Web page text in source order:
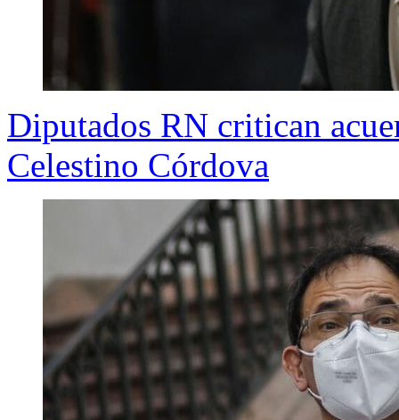
Diputados RN critican
Celestino Córdova